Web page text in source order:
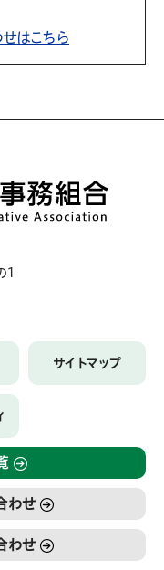
はこちら
1
サイトマップ
わせ
わせ